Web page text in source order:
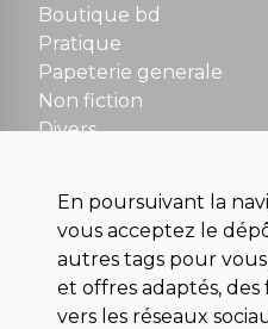
NOUS CONTACTER
contact@la-griffe-
Boutique bd
Pratique
Papeterie generale
Non fiction
Divers
Para scolaire
Histoire
Pochoteque
Pleiade
En poursuivant la
vous acceptez le
autres tags pour
et offres adaptés,
vers les réseaux